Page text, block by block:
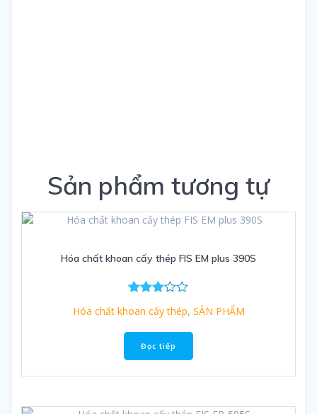
Sản phẩm tương tự
Hóa chất khoan cấy thép FIS EM plus 390S
xếp
5 sao
Hóa chất khoan cấy thép, SẢN PHẨM
Đọc tiếp